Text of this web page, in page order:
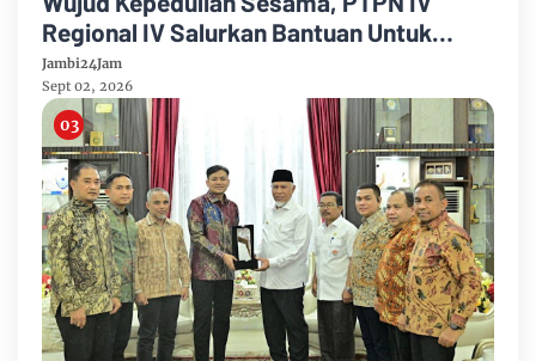
Regional IV Salurkan Bantuan Untuk
Pengobatan Putri Karyawan Pemanen
Jambi24Jam
Sept 02, 2026